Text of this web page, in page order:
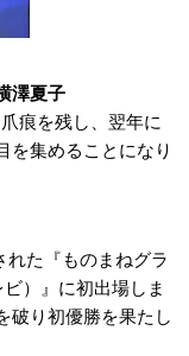
澤夏子
痕を残し、翌年に
を集めることになり
た『ものまねグラ
）』に初出場しま
破り初優勝を果たし